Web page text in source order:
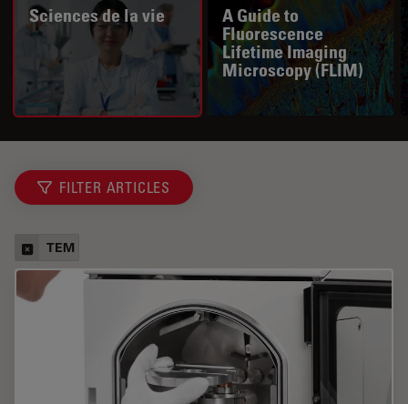
Sciences de la vie
A Guide to
Fluorescence
Lifetime Imaging
Microscopy (FLIM)
FILTER ARTICLES
TEM